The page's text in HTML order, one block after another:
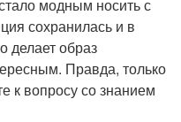
модным носить с
сохранилась и в
делает образ
Правда, только
к вопросу со знанием